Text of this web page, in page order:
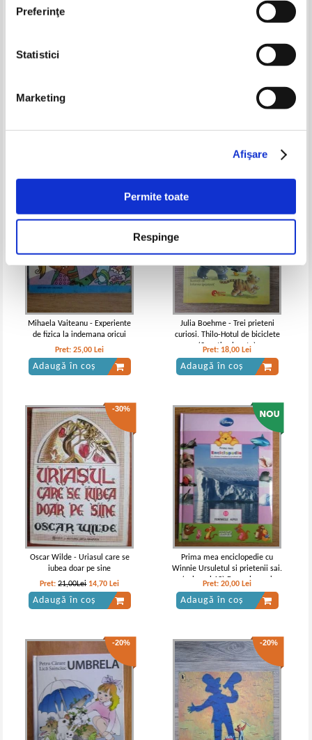
Preferinţe
Statistici
Marketing
Afişare
Permite toate
Respinge
Leonardo da Vinci?
Adaugă în coș
Melissa Higgins - Imbrancitul nu
Adaugă în coș
Mihaela Vaiteanu - Experiente
de fizica la indemana oricui
Pret:25,00 Lei
Adaugă în coș
Julia Boehme - Trei prieteni
curiosi. Thilo-Hotul de biciclete
(2 carti colegate)
Pret: 18,00 Lei
Adaugă în coș
-30%
Oscar Wilde - Uriasul care se
iubea doar pe sine
Pret:21,00Lei 14,70 Lei
Adaugă în coș
Prima mea enciclopedie cu
Winnie Ursuletul si prietenii sai.
(volumul 13) Formele apei
Pret:20,00 Lei
Adaugă în coș
-20% -20%